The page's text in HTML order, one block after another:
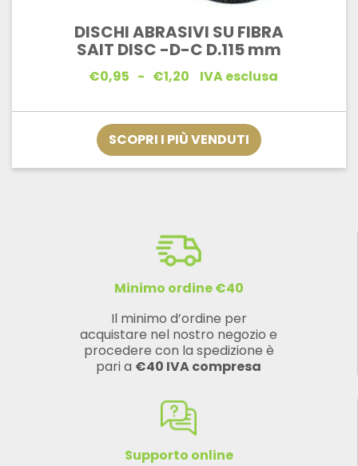
DISCHI ABRASIVI SU FIBRA
SAIT DISC -D-C D.115 mm
€0,95 - €1,20Fascia
da
€0,95
a
€1,20
IVA esclusa
SCOPRI I PIÙ VENDUTI
Minimo ordine €40
Il minimo d’ordine per
acquistare nel nostro negozio e
procedere con la spedizione è
pari a €40 IVA compresa
Supporto online